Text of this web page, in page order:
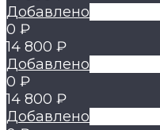
Добавлено
0 ₽
14 800 ₽
Добавлено
0 ₽
14 800 ₽
Добавлено